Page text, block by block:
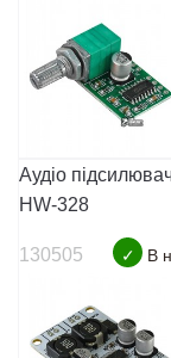
Аудіо
HW-328
130505 ✓ В